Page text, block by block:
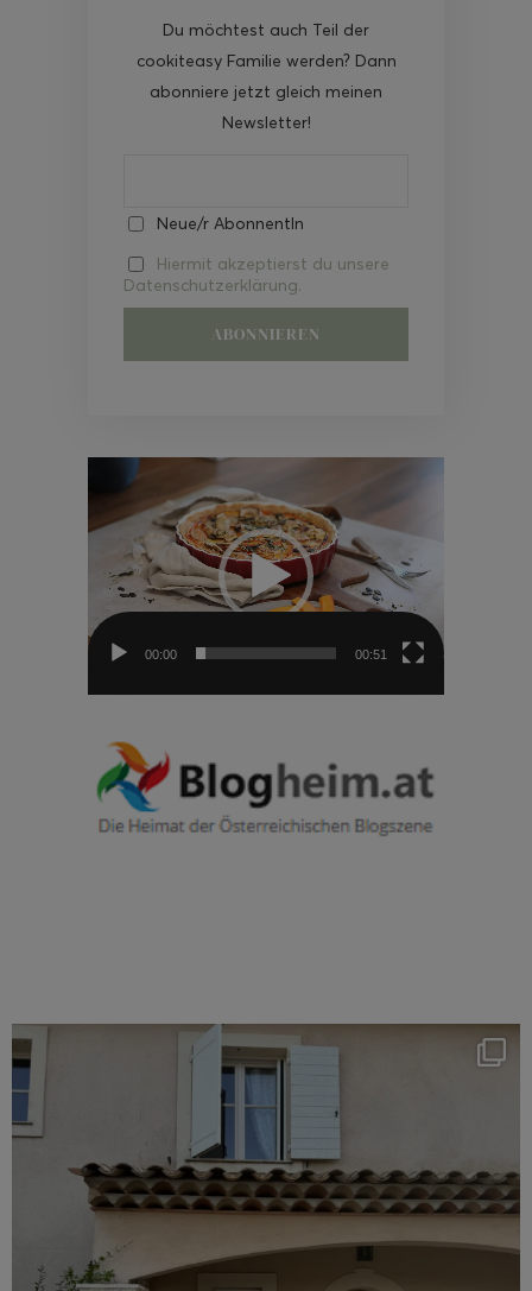
Du möchtest auch Teil der
cookiteasy Familie werden? Dann
abonniere jetzt gleich meinen
Newsletter!
Neue/r AbonnentIn
Hiermit akzeptierst du unsere
Datenschutzerklärung.
Video-
00:00 00:51